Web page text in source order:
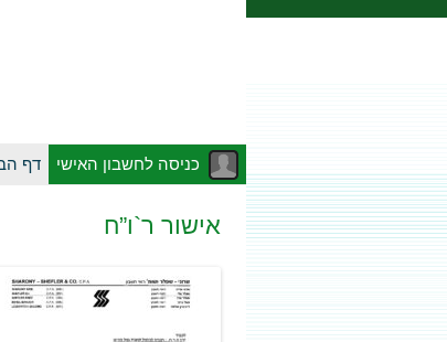
כניסה לחשבון האישי דף
אישור ר`ו”ח